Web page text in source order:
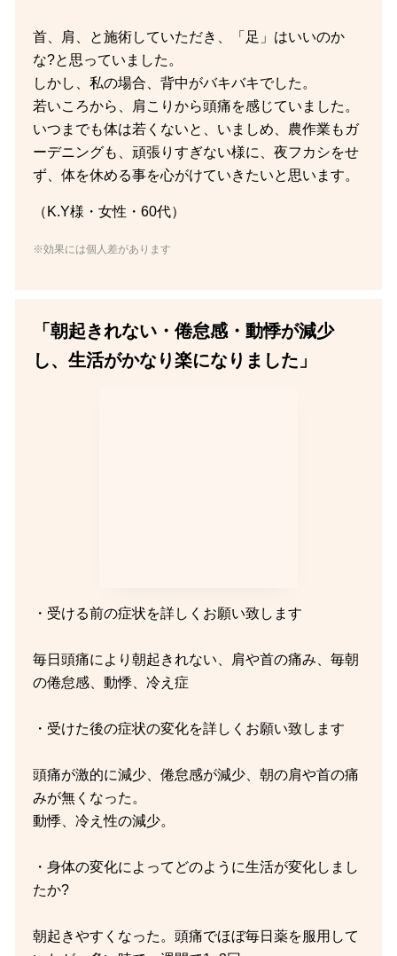
首、肩、と施術していただき、「足」はいいのか
な?と思っていました。
しかし、私の場合、背中がバキバキでした。
若いころから、肩こりから頭痛を感じていました。
いつまでも体は若くないと、いましめ、農作業もガ
ーデニングも、頑張りすぎない様に、夜フカシをせ
ず、体を休める事を心がけていきたいと思います。
（K.Y様・女性・60代）
※効果には個人差があります
「朝起きれない・倦怠感・動悸が減少
し、生活がかなり楽になりました」
・受ける前の症状を詳しくお願い致します
毎日頭痛により朝起きれない、肩や首の痛み、毎朝
の倦怠感、動悸、冷え症
・受けた後の症状の変化を詳しくお願い致します
頭痛が激的に減少、倦怠感が減少、朝の肩や首の痛
みが無くなった。
動悸、冷え性の減少。
・身体の変化によってどのように生活が変化しまし
たか?
朝起きやすくなった。頭痛でほぼ毎日薬を服用して